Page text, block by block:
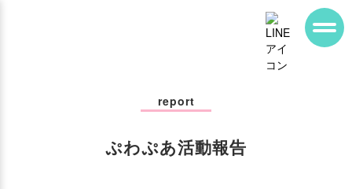
report
ぷわぷあ活動報告